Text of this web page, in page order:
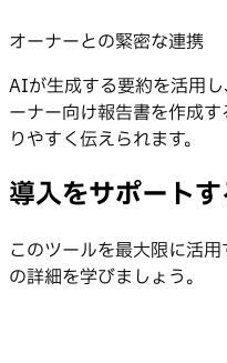
オーナーとの緊密な連携
AIが生成する要約を活用
ーナー向け報告書を作成
りやすく伝えられます。
導入をサポート
このツールを最大限に活
の詳細を学びましょう。